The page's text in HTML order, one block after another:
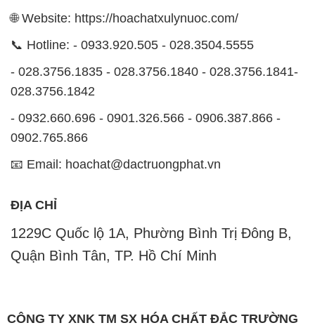
🌐 Website: https://hoachatxulynuoc.com/
📞 Hotline: - 0933.920.505 - 028.3504.5555
- 028.3756.1835 - 028.3756.1840 - 028.3756.1841-
028.3756.1842
- 0932.660.696 - 0901.326.566 - 0906.387.866 -
0902.765.866
📧 Email: hoachat@dactruongphat.vn
ĐỊA CHỈ
1229C Quốc lộ 1A, Phường Bình Trị Đông B,
Quận Bình Tân, TP. Hồ Chí Minh
CÔNG TY XNK TM SX HÓA CHẤT ĐẮC TRƯỜNG